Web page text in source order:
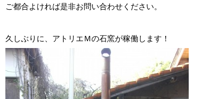
ご都合よければ是非お問い合わせください。
久しぶりに、アトリエＭの石窯が稼働します！